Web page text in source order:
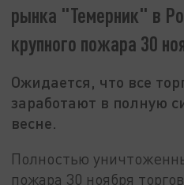
рынка "Темерник" в
крупного пожара 30
Ожидается, что все
заработают в полную
весне.
Полностью
пожара 30 ноября